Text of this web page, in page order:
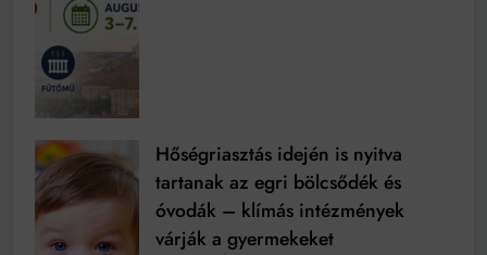
Hőségriasztás idején is nyitva
tartanak az egri bölcsődék és
óvodák – klímás intézmények
várják a gyermekeket